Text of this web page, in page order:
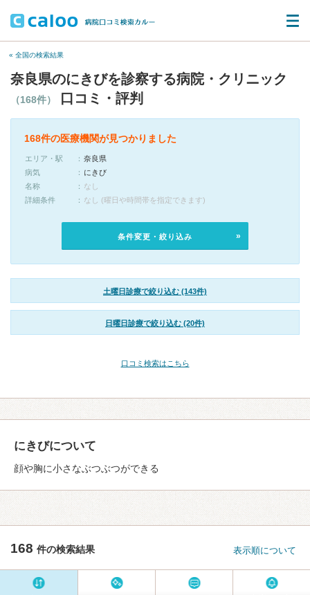
« 全国の検索結果
奈良県のにきびを診察する病院・クリニック
（168件） 口コミ・評判
168件の医療機関が見つかりました
エリア・駅
奈良県
病気
にきび
名称
なし
詳細条件
なし (曜日や時間帯を指定できます)
条件変更・絞り込み
土曜日診療で絞り込む (143件)
日曜日診療で絞り込む (20件)
口コミ検索はこちら
にきびについて
顔や胸に小さなぶつぶつができる
168 件の検索結果 表示順について